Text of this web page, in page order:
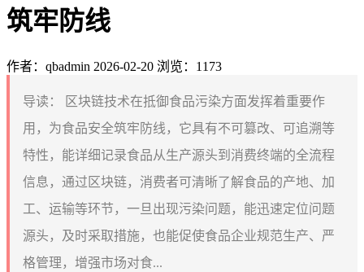
筑牢防线
作者：qbadmin 2026-02-20 浏览：1173
导读：
区块链技术在抵御食品污染方面发挥着重要作
用，为食品安全筑牢防线，它具有不可篡改、可追溯等
特性，能详细记录食品从生产源头到消费终端的全流程
信息，通过区块链，消费者可清晰了解食品的产地、加
工、运输等环节，一旦出现污染问题，能迅速定位问题
源头，及时采取措施，也能促使食品企业规范生产、严
格管理，增强市场对食...